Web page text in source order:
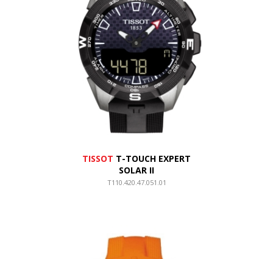
TISSOT T-TOUCH EXPERT
SOLAR II
T110.420.47.051.01